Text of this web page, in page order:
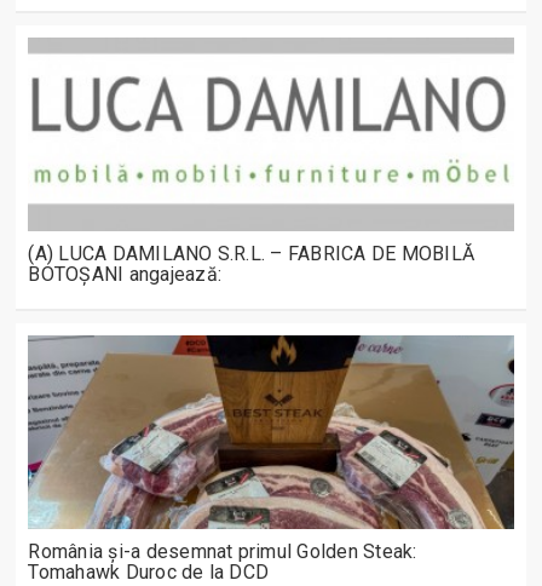
(A) LUCA DAMILANO S.R.L. – FABRICA DE MOBILĂ
BOTOȘANI angajează:
România și-a desemnat primul Golden Steak:
Tomahawk Duroc de la DCD